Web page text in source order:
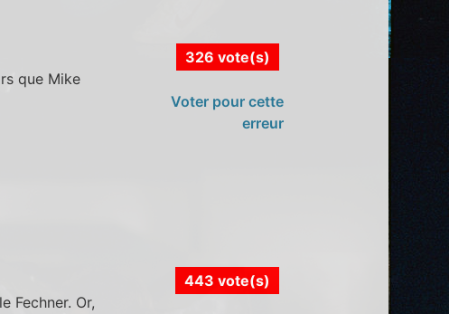
que Mike
326 vote(s)
Voter pour cette
erreur
Fechner. Or,
443 vote(s)